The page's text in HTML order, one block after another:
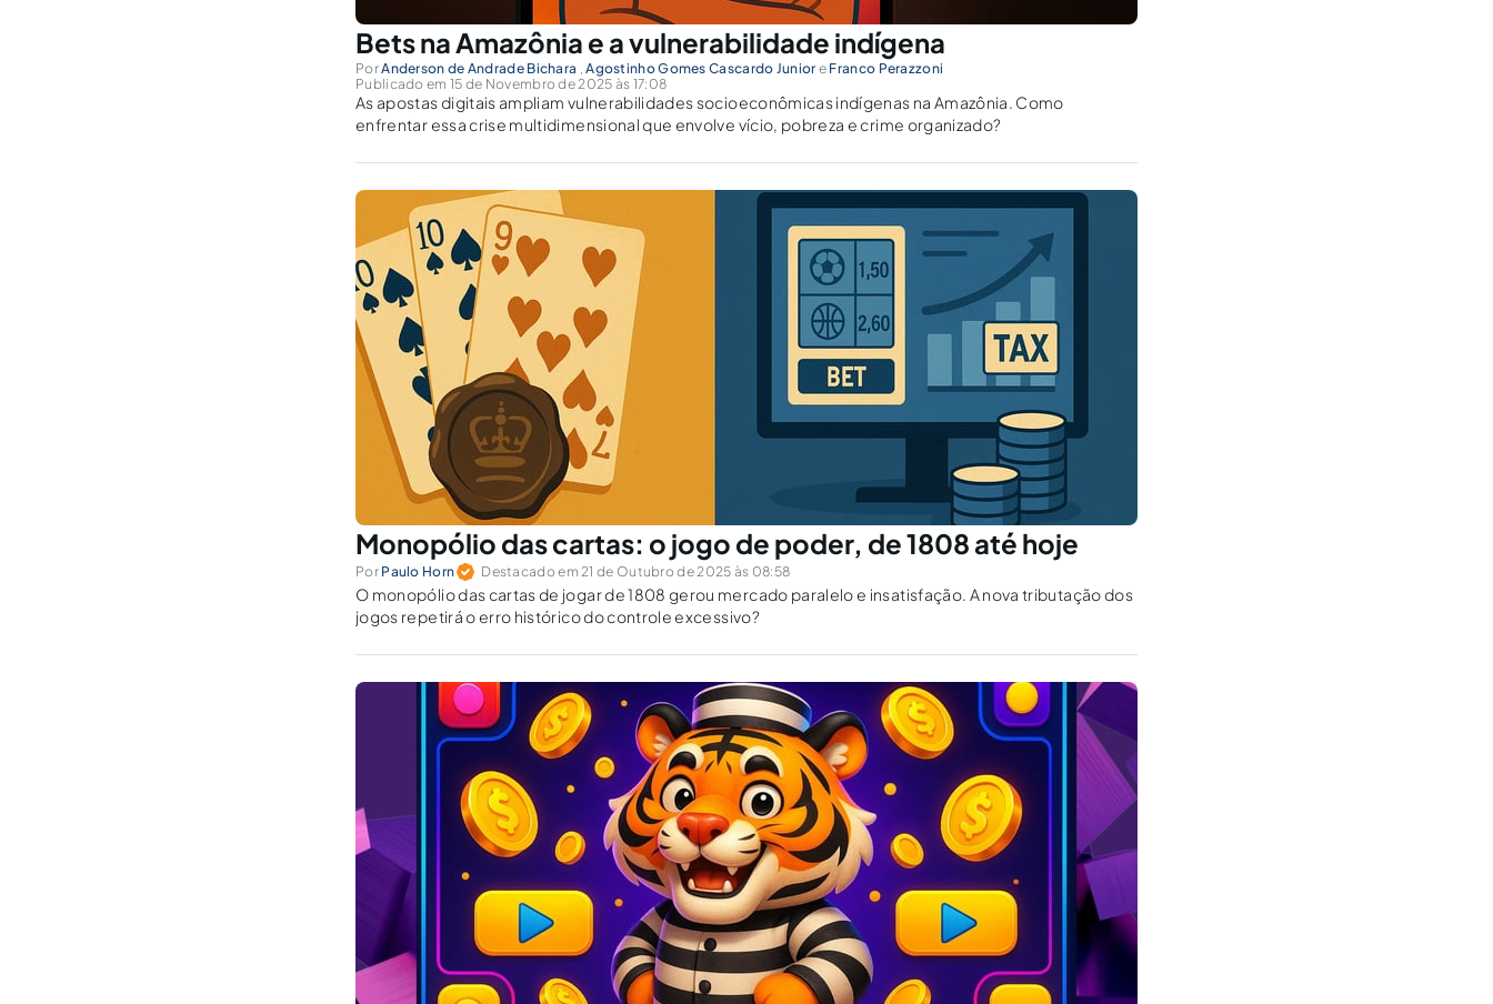
Bets na Amazônia e a vulnerabilidade indígena
PorAnderson de Andrade Bichara ,Agostinho Gomes Cascardo Junior e Franco Perazzoni
Publicado em 15 de Novembro de 2025 às 17:08
As apostas digitais ampliam vulnerabilidades socioeconômicas indígenas na Amazônia. Como
enfrentar essa crise multidimensional que envolve vício, pobreza e crime organizado?
Monopólio das cartas: o jogo de poder, de 1808 até hoje
Por Paulo Horn Destacado em 21 de Outubro de 2025 às 08:58
O monopólio das cartas de jogar de 1808 gerou mercado paralelo e insatisfação. A nova tributação dos
jogos repetirá o erro histórico do controle excessivo?